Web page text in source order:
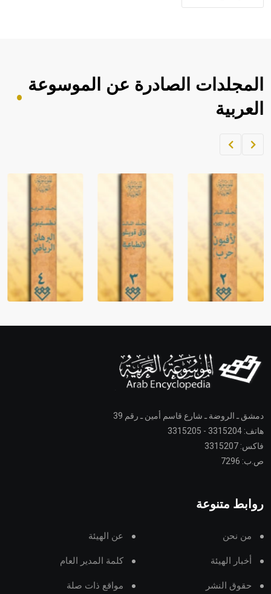
المجلدات الصادرة عن الموسوعة
العربية
دمشق ـ الروضة ـ شارع قاسم أمين ـ رقم 39
هاتف: 3315204 - 3315205
فاكس: 3315207
ص.ب: 7296
روابط متنوعة
من نحن عن الهيئة
أخبار الهيئة كلمة المدير العام
حقوق النشر مواقع ذات صلة